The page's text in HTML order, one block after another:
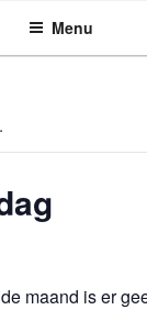
Menu
maand is er